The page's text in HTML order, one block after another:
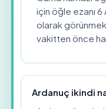
için öğle ezanı
olarak
vakitten önce
Ardanuç ikindi